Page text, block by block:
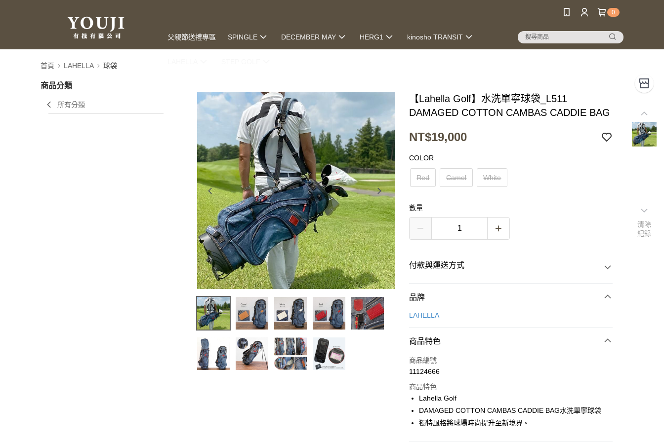
0
父親節送禮專區 SPINGLE DECEMBER MAY HERG1 kinosho TRANSIT
首頁 LAHELLA 球袋
商品分類
所有分類
【Lahella Golf】水洗單寧球袋_L511
DAMAGED COTTON CAMBAS CADDIE BAG
NT$19,000
COLOR
Red Camel White
數量
付款與運送方式
付款方式
信用卡一次付款
街口支付
悠遊付
ATM付款
品牌
LAHELLA
商品特色
商品編號
11124666
商品特色
Lahella Golf
DAMAGED COTTON CAMBAS CADDIE BAG水洗單寧球袋
獨特風格將球場時尚提升至新境界。
清除
紀錄